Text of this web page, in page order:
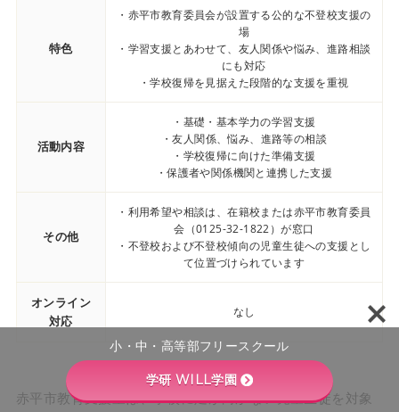
特色
・赤平市教育委員会が設置する公的な不登校支援の
場
・学習支援とあわせて、友人関係や悩み、進路相談
にも対応
・学校復帰を見据えた段階的な支援を重視
活動内容
・基礎・基本学力の学習支援
・友人関係、悩み、進路等の相談
・学校復帰に向けた準備支援
・保護者や関係機関と連携した支援
その他
・利用希望や相談は、在籍校または赤平市教育委員
会（0125-32-1822）が窓口
・不登校および不登校傾向の児童生徒への支援とし
て位置づけられています
オンライン
対応
なし
赤平市教育支援室は、学校に足が向かない児童生徒を対象
小・中・高等部フリースクール
学研 WILL学園